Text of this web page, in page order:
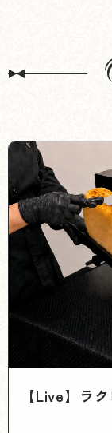
【Live】ラ